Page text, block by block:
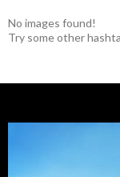
No images found!
Try some other